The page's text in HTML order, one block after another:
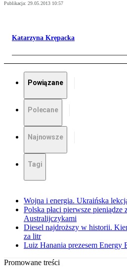
Publikacja: 29.05.2013 10:57
Katarzyna Krępacka
Powiązane
Polecane
Najnowsze
Tagi
Wojna i energia. Ukraińska
Polska płaci pierwsze
Australijczykami
Diesel najdroższy w historii.
za litr
Luiz Hanania prezesem Energy
Promowane treści